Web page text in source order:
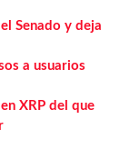
Senado y deja
a usuarios
XRP del que